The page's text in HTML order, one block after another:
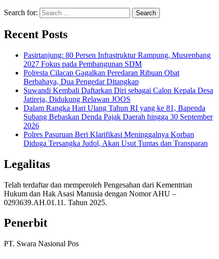
Search for:
Recent Posts
Pasirtanjung: 80 Persen Infrastruktur Rampung, Musrenbang
2027 Fokus pada Pembangunan SDM
Polresta Cilacap Gagalkan Peredaran Ribuan Obat
Berbahaya, Dua Pengedar Ditangkap
Suwandi Kembali Daftarkan Diri sebagai Calon Kepala Desa
Jatireja, Didukung Relawan JOOS
Dalam Rangka Hari Ulang Tahun RI yang ke 81, Bapenda
Subang Bebaskan Denda Pajak Daerah hingga 30 September
2026
Polres Pasuruan Beri Klarifikasi Meninggalnya Korban
Diduga Tersangka Judol, Akan Usut Tuntas dan Transparan
Legalitas
Telah terdaftar dan memperoleh Pengesahan dari Kementrian
Hukum dan Hak Asasi Manusia dengan Nomor AHU –
0293639.AH.01.11. Tahun 2025.
Penerbit
PT. Swara Nasional Pos